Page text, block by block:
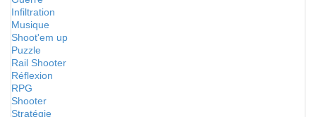
Infiltration
Musique
Shoot'em up
Puzzle
Rail Shooter
Réflexion
RPG
Shooter
Stratégie